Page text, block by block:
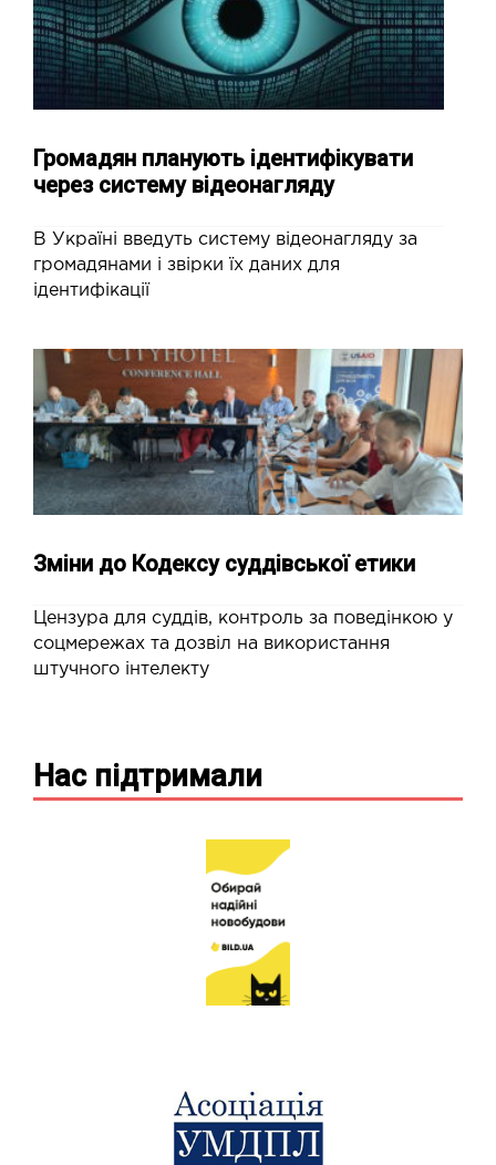
Громадян планують ідентифікувати
через систему відеонагляду
В Україні введуть систему відеонагляду за
громадянами і звірки їх даних для
ідентифікації
Зміни до Кодексу суддівської етики
Цензура для суддів, контроль за поведінкою у
соцмережах та дозвіл на використання
штучного інтелекту
Нас підтримали